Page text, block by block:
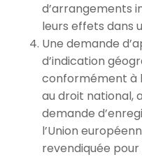
d’arrangements
leurs effets dans
Une demande
d’indication
conformément à
au droit national,
demande
l’Union
revendiquée